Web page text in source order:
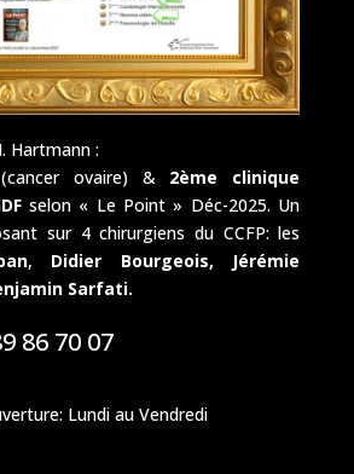
Hartmann :
(cancer ovaire) & 2ème clinique
selon « Le Point » Déc-2025. Un
sur 4 chirurgiens du CCFP: les
, Didier Bourgeois,
Jérémie
Sarfati.
86 70 07
Lundi au Vendredi